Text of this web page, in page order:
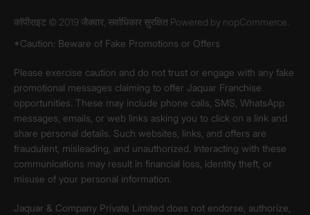
कॉपीराइट © 2019 जैक्वार, सर्वाधिकार सुरक्षित Powered by nopCommerce.
*Caution: Beware of Fake Promotions or Offers
Please exercise caution and do not trust or engage with any fake
promotional messages claiming to offer Jaquar Franchise
opportunities. These may include phone calls, SMS, WhatsApp
messages, emails, or web links asking you to click on a link and
share personal details. Such websites, links, and offers are
fraudulent, misleading, and unauthorized. Interacting with these
communications may result in financial loss, identity theft, or
misuse of your personal information.
Jaquar & Company Private Limited does not endorse, authorize,